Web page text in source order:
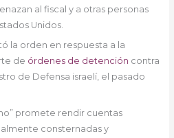
al fiscal y a otras personas
Unidos.
la orden en respuesta a la
de órdenes de detención contra
de Defensa israelí, el pasado
promete rendir cuentas
consternadas y